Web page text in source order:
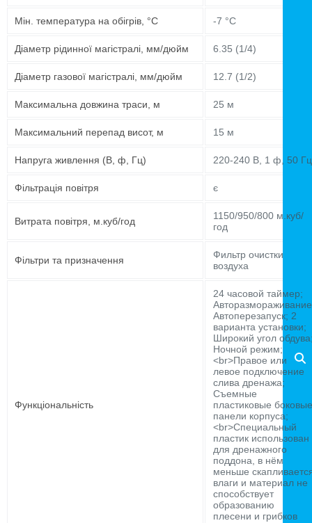
Мін. температура на обігрів, °C -7 °C
Діаметр рідинної магістралі, мм/дюйм 6.35 (1/4)
Діаметр газової магістралі, мм/дюйм 12.7 (1/2)
Максимальна довжина траси, м 25 м
Максимальний перепад висот, м 15 м
Напруга живлення (В, ф, Гц) 220-240 В, 1 ф, 50 Гц
Фільтрація повітря є
Витрата повітря, м.куб/год
1150/950/800 м.куб/
год
Фільтри та призначення
Фильтр очистки
воздуха
Функціональність
24 часовой таймер;
Автоперезапуск; 2
варианта установки;
Широкий угол
Ночной режим;
<br>Правое или
левое подключение
слива дренажа;
Съемные
пластиковые боковые
панели корпуса;
<br>Специальный
пластик использован
для дренажного
поддона, в нём
меньше
влаги и материал не
способствует
образованию
плесени и грибков